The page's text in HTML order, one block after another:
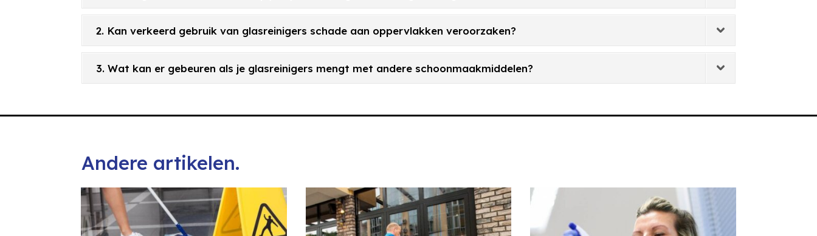
2. Kan verkeerd gebruik van glasreinigers schade aan oppervlakken veroorzaken?
3. Wat kan er gebeuren als je glasreinigers mengt met andere schoonmaakmiddelen?
Andere artikelen.